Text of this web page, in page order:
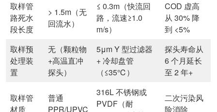
取样管
路死水
段长度
> 1.5m（无
回流水）
≤ 0.3m（快流回
路，流速≥1.0
m/s）
COD 虚高
从 30% 降
到 <5%
取样预
处理装
置
无（颗粒物
+高温直冲
探头）
5μm Y 型过滤器
+ 冷却盘管
（≤35℃）
探头寿命从
6 个月延长
至 2 年+
取样管
材质
普通
PPR/UPVC
316L 不锈钢或
PVDF（耐
二次污染风
险消除